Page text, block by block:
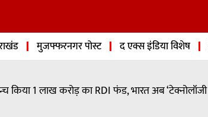
मुजफ्फरनगर पोस्ट द एक्स इंडिया विशेष
किया 1 लाख करोड़ का RDI फंड, भारत अब ‘टेक्नोलॉजी